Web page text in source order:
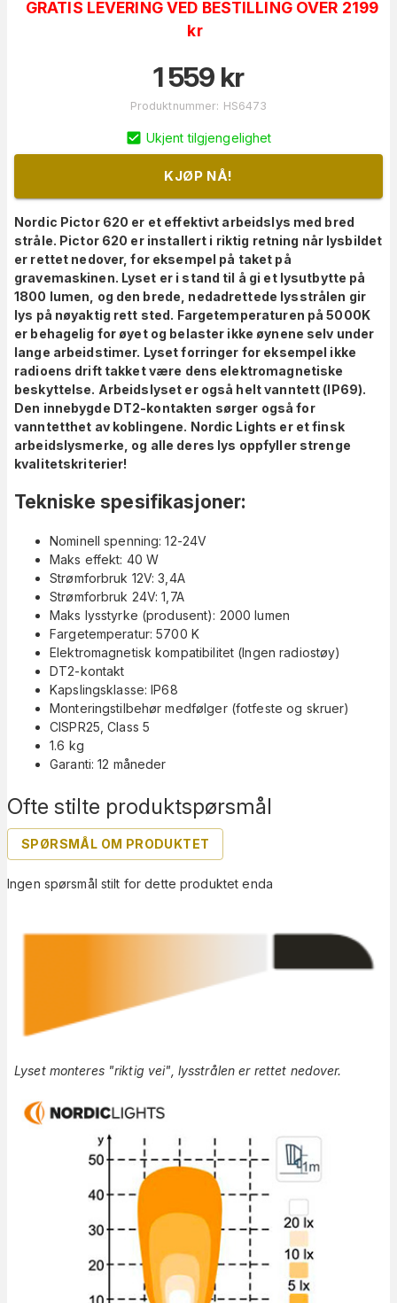
GRATIS LEVERING VED BESTILLING OVER 2199
kr
1 559 kr
Produktnummer: HS6473
Ukjent tilgjengelighet
KJØP NÅ!
Ofte stilte produktspørsmål
SPØRSMÅL OM PRODUKTET
Ingen spørsmål stilt for dette produktet enda
Lyset monteres "riktig vei", lysstrålen er rettet nedover.
Nordic Pictor 620 er et effektivt arbeidslys med bred
stråle. Pictor 620 er installert i riktig retning når lysbildet
er rettet nedover, for eksempel på taket på
gravemaskinen. Lyset er i stand til å gi et lysutbytte på
1800 lumen, og den brede, nedadrettede lysstrålen gir
lys på nøyaktig rett sted. Fargetemperaturen på 5000K
er behagelig for øyet og belaster ikke øynene selv under
lange arbeidstimer. Lyset forringer for eksempel ikke
radioens drift takket være dens elektromagnetiske
beskyttelse. Arbeidslyset er også helt vanntett (IP69).
Den innebygde DT2-kontakten sørger også for
vanntetthet av koblingene. Nordic Lights er et finsk
arbeidslysmerke, og alle deres lys oppfyller strenge
kvalitetskriterier!
Tekniske spesifikasjoner:
Nominell spenning: 12-24V
Maks effekt: 40 W
Strømforbruk 12V: 3,4A
Strømforbruk 24V: 1,7A
Maks lysstyrke (produsent): 2000 lumen
Fargetemperatur: 5700 K
Elektromagnetisk kompatibilitet (Ingen radiostøy)
DT2-kontakt
Kapslingsklasse: IP68
Monteringstilbehør medfølger (fotfeste og skruer)
CISPR25, Class 5
1.6 kg
Garanti: 12 måneder